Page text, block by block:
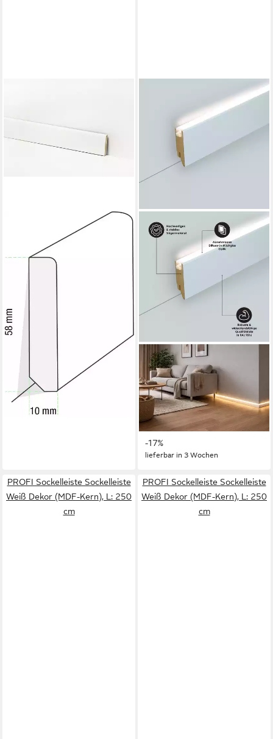
Sockelleiste Equipped–
passend zu – Vinyl,
Klickboden & andere
Bodenbeläge, 1 Stück – 2400
x 40 x 20 mm10,00 €
-10%
lieferbar - in 4-5 Werktagen bei dir
SÜDBROCK
Sockelleiste Sockelleiste für
LED 19 x 70 inkl Diffuser RAL
9016 Fussleiste Leiste, L: 250
cm, H: 7 cm, 1-St.
ab 19,99 €
23,99 €
-17%
lieferbar in 3 Wochen
PROFI Sockelleiste Sockelleiste
Weiß Dekor (MDF-Kern), L: 250
cm
PROFI Sockelleiste Sockelleiste
Weiß Dekor (MDF-Kern), L: 250
cm